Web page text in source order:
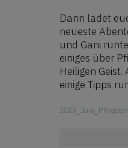
Dann ladet
neueste
und Gani
einiges über
Heiligen
einige Tipps
2023_Juni_Pfingsten